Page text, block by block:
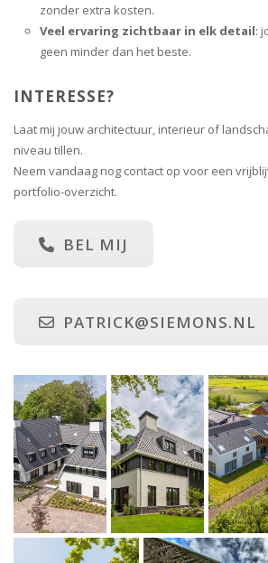
zonder extra kosten.
Veel ervaring zichtbaar in elk detail:
geen minder dan het beste.
INTERESSE?
Laat mij jouw architectuur, interieur of
niveau tillen.
Neem vandaag nog contact op voor een
portfolio-overzicht.
BEL MIJ
PATRICK@SIEMONS.NL